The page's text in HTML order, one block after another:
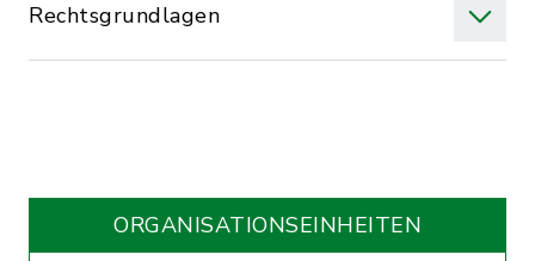
Rechtsgrundlagen
ORGANISATIONS­EINHEITEN